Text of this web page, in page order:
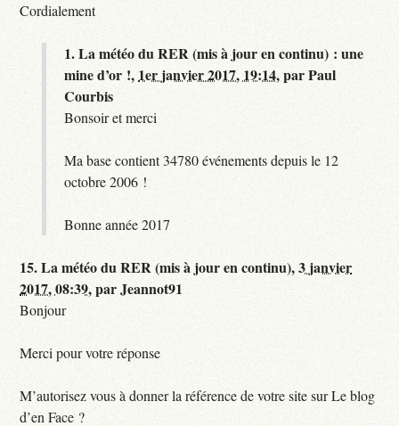
Cordialement
1.La météo du RER (mis à jour en continu) : une
mine d’or !, 1er janvier 2017, 19:14,parPaul
Courbis
Bonsoir et merci
Ma base contient 34780 événements depuis le 12
octobre 2006 !
Bonne année 2017
15.La météo du RER (mis à jour en continu),3 janvier
2017, 08:39,parJeannot91
Bonjour
Merci pour votre réponse
M’autorisez vous à donner la référence de votre site sur Le blog
d’en Face ?